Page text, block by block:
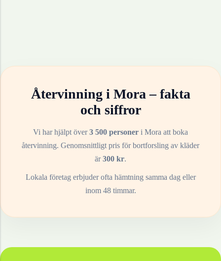
Återvinning i Mora– fakta
och siffror
Vi har hjälpt över3 500 personer i Mora att boka
återvinning. Genomsnittligt pris för bortforsling av kläder
är300 kr.
Lokala företag erbjuder ofta hämtning samma dag eller
inom 48 timmar.